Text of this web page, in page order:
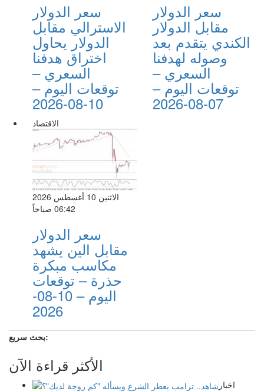
سعر الدولار
الاسترالي مقابل
الدولار يحاول
اختراق هدفنا
السعري –
توقعات اليوم –
10-08-2026
سعر الدولار
مقابل الدولار
الكندي يتقدم بعد
وصوله لهدفنا
السعري –
توقعات اليوم –
07-08-2026
الاقتصاد
الاثنين 10 أغسطس 2026
06:42 صباحاً
سعر الدولار
مقابل الين يشهد
مكاسب مبكرة
حذرة – توقعات
اليوم – 10-08-
2026
بحث سريع:
الأكثر قراءة الآن
اخبار